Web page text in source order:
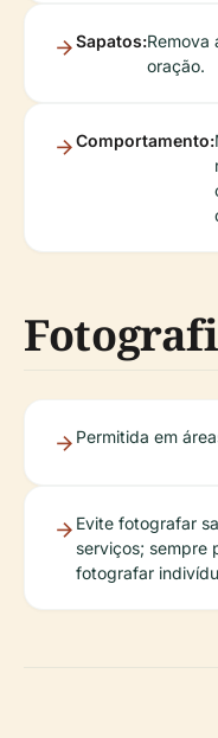
Sapatos:Remova
oração.
Comportamento:
Permitida em
Evite fotografar
serviços; sempre
fotografar